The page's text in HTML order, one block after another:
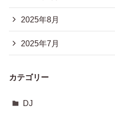
2025年8月
2025年7月
カテゴリー
DJ